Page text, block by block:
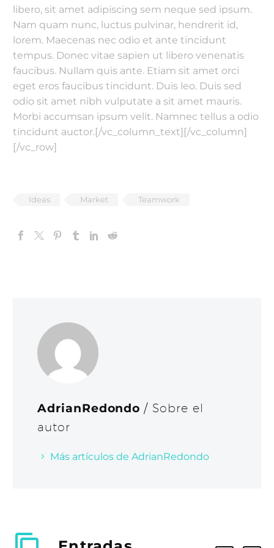
libero, sit amet adipiscing sem neque sed ipsum.
Nam quam nunc, luctus pulvinar, hendrerit id,
lorem. Maecenas nec odio et ante tincidunt
tempus. Donec vitae sapien ut libero venenatis
faucibus. Nullam quis ante. Etiam sit amet orci
eget eros faucibus tincidunt. Duis leo. Duis sed
odio sit amet nibh vulputate a sit amet mauris.
Morbi accumsan ipsum velit. Namnec tellus a odio
tincidunt auctor.[/vc_column_text][/vc_column]
[/vc_row]
Ideas Market Teamwork
AdrianRedondo / Sobre el
autor
Más artículos de AdrianRedondo